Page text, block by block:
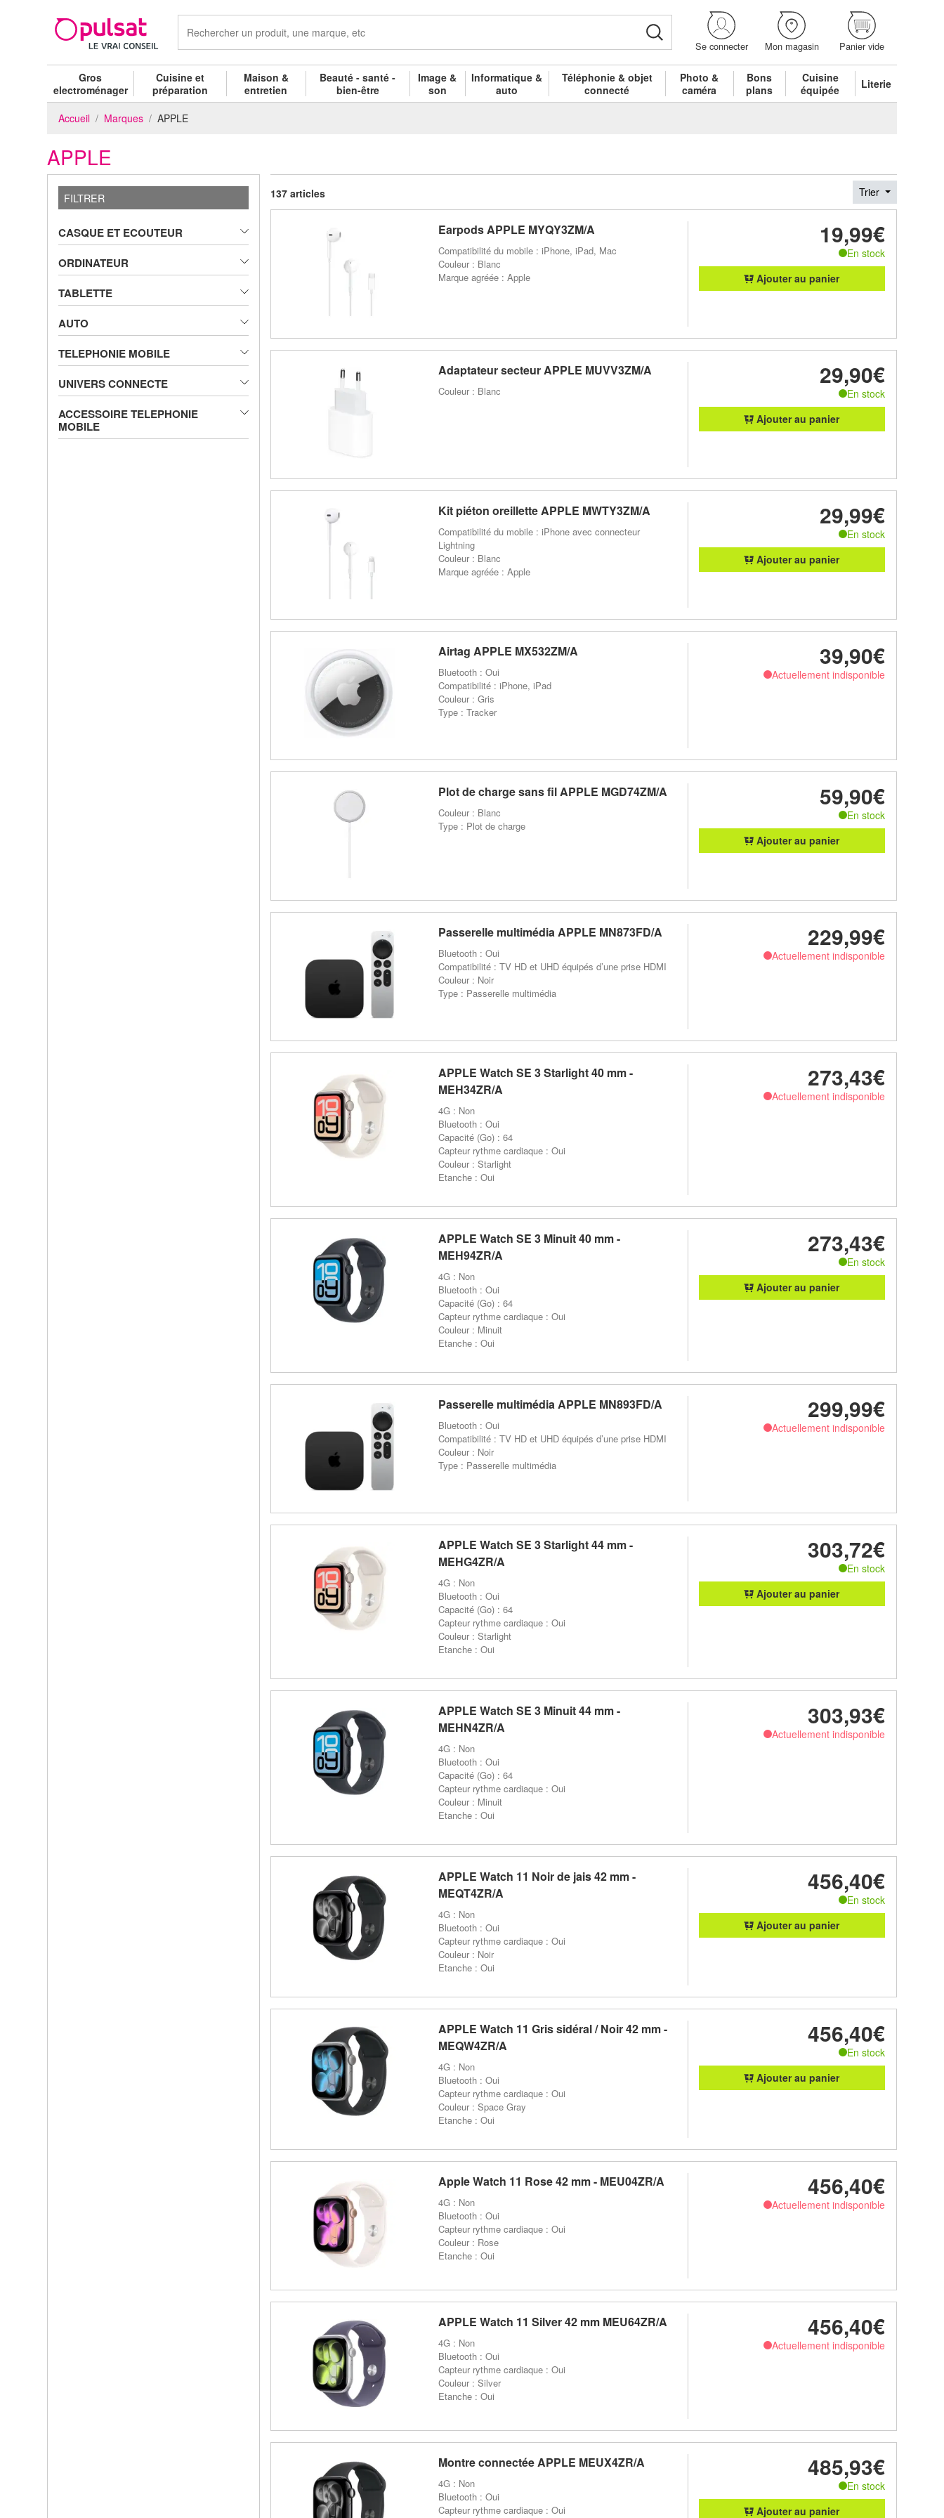
Se connecter Mon magasin Panier vide
Gros
electroménager
Cuisine et
préparation
Maison &
entretien
Beauté - santé -
bien-être
Image &
son
Informatique &
auto
Téléphonie & objet
connecté
Photo &
caméra
Bons
plans
Cuisine
équipée
Literie
Accueil Marques APPLE
APPLE
FILTRER
CASQUE ET ECOUTEUR
ORDINATEUR
TABLETTE
AUTO
TELEPHONIE MOBILE
UNIVERS CONNECTE
ACCESSOIRE TELEPHONIE
MOBILE
137 articles Trier
Earpods APPLE MYQY3ZM/A
Compatibilité du mobile : iPhone, iPad, Mac
Couleur : Blanc
Marque agréée : Apple
19,99€
En stock
Ajouter au panier
Adaptateur secteur APPLE MUVV3ZM/A
Couleur : Blanc
29,90€
En stock
Ajouter au panier
Kit piéton oreillette APPLE MWTY3ZM/A
Compatibilité du mobile : iPhone avec connecteur
Lightning
Couleur : Blanc
Marque agréée : Apple
29,99€
En stock
Ajouter au panier
Airtag APPLE MX532ZM/A
Bluetooth : Oui
Compatibilité : iPhone, iPad
Couleur : Gris
Type : Tracker
39,90€
Actuellement indisponible
Plot de charge sans fil APPLE MGD74ZM/A
Couleur : Blanc
Type : Plot de charge
59,90€
En stock
Ajouter au panier
Passerelle multimédia APPLE MN873FD/A
Bluetooth : Oui
Compatibilité : TV HD et UHD équipés d’une prise HDMI
Couleur : Noir
Type : Passerelle multimédia
229,99€
Actuellement indisponible
APPLE Watch SE 3 Starlight 40 mm -
MEH34ZR/A
4G : Non
Bluetooth : Oui
Capacité (Go) : 64
Capteur rythme cardiaque : Oui
Couleur : Starlight
Etanche : Oui
273,43€
Actuellement indisponible
APPLE Watch SE 3 Minuit 40 mm -
MEH94ZR/A
4G : Non
Bluetooth : Oui
Capacité (Go) : 64
Capteur rythme cardiaque : Oui
Couleur : Minuit
Etanche : Oui
273,43€
En stock
Ajouter au panier
Passerelle multimédia APPLE MN893FD/A
Bluetooth : Oui
Compatibilité : TV HD et UHD équipés d’une prise HDMI
Couleur : Noir
Type : Passerelle multimédia
299,99€
Actuellement indisponible
APPLE Watch SE 3 Starlight 44 mm -
MEHG4ZR/A
4G : Non
Bluetooth : Oui
Capacité (Go) : 64
Capteur rythme cardiaque : Oui
Couleur : Starlight
Etanche : Oui
303,72€
En stock
Ajouter au panier
APPLE Watch SE 3 Minuit 44 mm -
MEHN4ZR/A
4G : Non
Bluetooth : Oui
Capacité (Go) : 64
Capteur rythme cardiaque : Oui
Couleur : Minuit
Etanche : Oui
303,93€
Actuellement indisponible
APPLE Watch 11 Noir de jais 42 mm -
MEQT4ZR/A
4G : Non
Bluetooth : Oui
Capteur rythme cardiaque : Oui
Couleur : Noir
Etanche : Oui
456,40€
En stock
Ajouter au panier
APPLE Watch 11 Gris sidéral / Noir 42 mm -
MEQW4ZR/A
4G : Non
Bluetooth : Oui
Capteur rythme cardiaque : Oui
Couleur : Space Gray
Etanche : Oui
456,40€
En stock
Ajouter au panier
Apple Watch 11 Rose 42 mm - MEU04ZR/A
4G : Non
Bluetooth : Oui
Capteur rythme cardiaque : Oui
Couleur : Rose
Etanche : Oui
456,40€
Actuellement indisponible
APPLE Watch 11 Silver 42 mm MEU64ZR/A
4G : Non
Bluetooth : Oui
Capteur rythme cardiaque : Oui
Couleur : Silver
Etanche : Oui
456,40€
Actuellement indisponible
Montre connectée APPLE MEUX4ZR/A
4G : Non
Bluetooth : Oui
Capteur rythme cardiaque : Oui
485,93€
En stock
Ajouter au panier